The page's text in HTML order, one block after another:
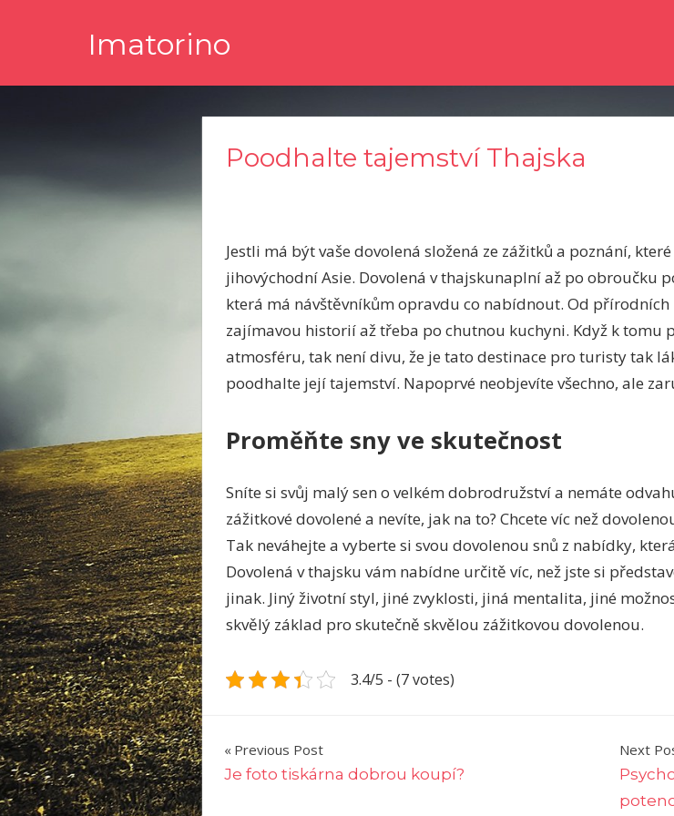
Imatorino
Poodhalte tajemství Thajska
Jestli má být vaše dovolená složená ze zážitků a poznání,
jihovýchodní Asie. Dovolená v thajskunaplní až po obroučku
která má návštěvníkům opravdu co nabídnout. Od přírodních
zajímavou historií až třeba po chutnou kuchyni. Když k
atmosféru, tak není divu, že je tato destinace pro turisty tak
poodhalte její tajemství. Napoprvé neobjevíte všechno, ale
Proměňte sny ve skutečnost
Sníte si svůj malý sen o velkém dobrodružství a nemáte
zážitkové dovolené a nevíte, jak na to? Chcete víc než
Tak neváhejte a vyberte si svou dovolenou snů z nabídky,
Dovolená v thajsku vám nabídne určitě víc, než jste si
jinak. Jiný životní styl, jiné zvyklosti, jiná mentalita, jiné
skvělý základ pro skutečně skvělou zážitkovou dovolenou.
3.4/5 - (7 votes)
Navigace
Previous Post
Je foto tiskárna dobrou koupí?
Next